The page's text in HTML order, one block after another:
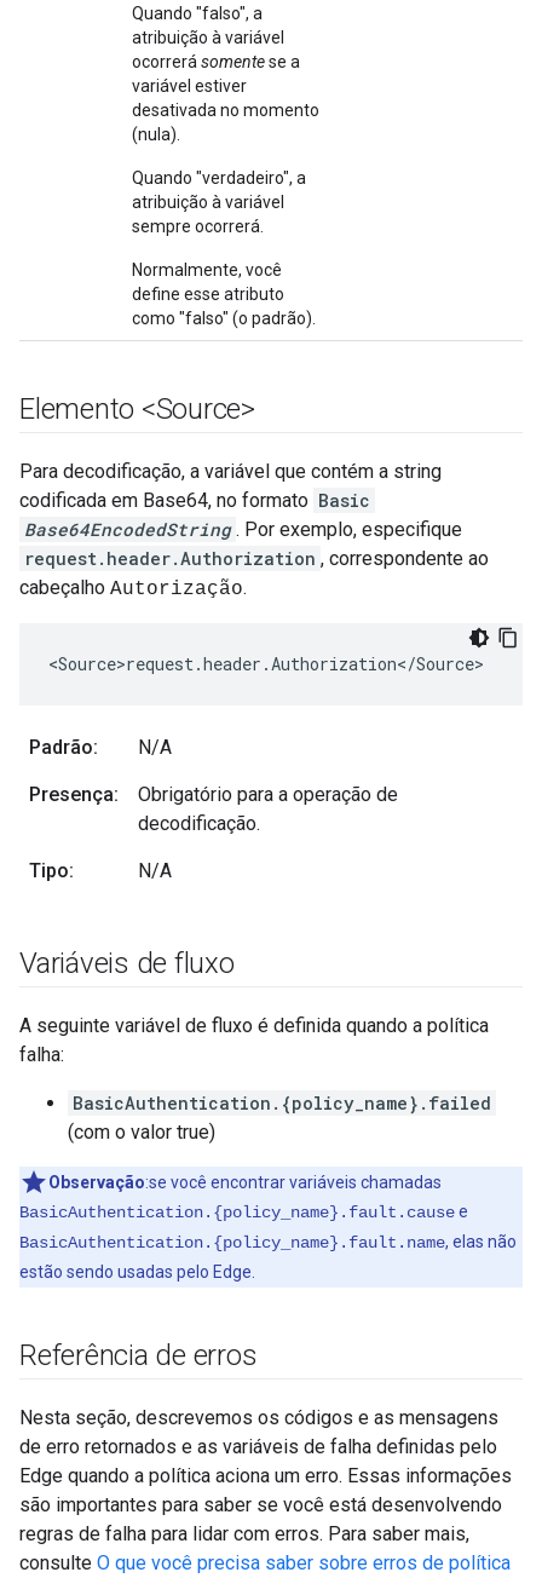
Quando "falso", a
atribuição à variável
ocorrerá somentese a
variável estiver
desativada no momento
(nula).
Quando "verdadeiro", a
atribuição à variável
sempre ocorrerá.
Normalmente, você
define esse atributo
como "falso" (o padrão).
Elemento <Source>
Para decodificação, a variável que contém a string
codificada em Base64, no formato Basic
Base64EncodedString . Por exemplo, especifique
request.header.Authorization , correspondente ao
cabeçalho Autorização.
<Source>request.header.Authorization</Source>
Padrão: N/A
Presença:
Obrigatório para a operação de
decodificação.
Tipo: N/A
Variáveis de fluxo
A seguinte variável de fluxo é definida quando a política
falha:
BasicAuthentication.{policy_name}.failed
(com o valor true)
Observação:se você encontrar variáveis chamadas
BasicAuthentication.{policy_name}.fault.causee
BasicAuthentication.{policy_name}.fault.name, elas não
estão sendo usadas pelo Edge.
Referência de erros
Nesta seção, descrevemos os códigos e as mensagens
de erro retornados e as variáveis de falha definidas pelo
Edge quando a política aciona um erro. Essas informações
são importantes para saber se você está desenvolvendo
regras de falha para lidar com erros. Para saber mais,
consulte O que você precisa saber sobre erros de política